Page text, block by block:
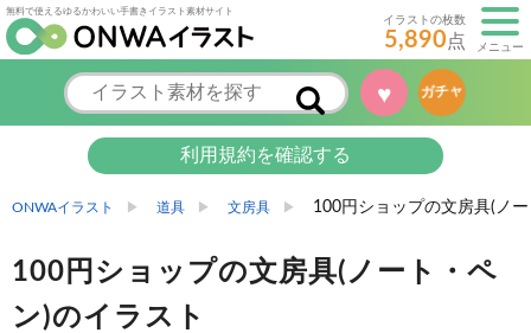
無料で使えるゆるかわいい手書きイラスト素材サイト
イラストの枚数
5,890点 メニュー
♥ ガチャ
利用規約を確認する
ONWAイラスト 道具 文房具 100円ショップの文房具(ノ
100円ショップの文房具(ノート・ペ
ン)のイラスト